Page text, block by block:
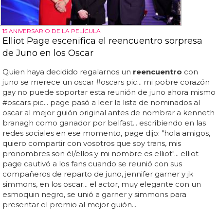
15 ANIVERSARIO DE LA PELÍCULA
Elliot Page escenifica el reencuentro sorpresa
de Juno en los Oscar
Quien haya decidido regalarnos un reencuentro con
juno se merece un oscar #oscars pic... mi pobre corazón
gay no puede soportar esta reunión de juno ahora mismo
#oscars pic... page pasó a leer la lista de nominados al
oscar al mejor guión original antes de nombrar a kenneth
branagh como ganador por belfast... escribiendo en las
redes sociales en ese momento, page dijo: "hola amigos,
quiero compartir con vosotros que soy trans, mis
pronombres son él/ellos y mi nombre es elliot"... elliot
page cautivó a los fans cuando se reunió con sus
compañeros de reparto de juno, jennifer garner y jk
simmons, en los oscar... el actor, muy elegante con un
esmoquin negro, se unió a garner y simmons para
presentar el premio al mejor guión...